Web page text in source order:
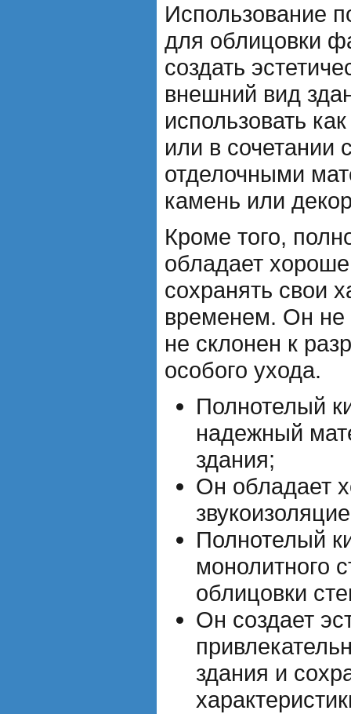
Использование
для облицовки
создать
внешний вид
использовать
или в сочетании
отделочными
камень или
Кроме того,
обладает
сохранять свои
временем. Он не
не склонен к
особого ухода.
Полнотелый
надежный
здания;
Он обладает
Полнотелый
монолитного
облицовки
Он создает
здания и